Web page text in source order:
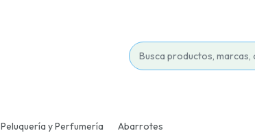
Peluquería y Perfumería Abarrotes